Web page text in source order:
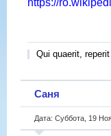
https://
Qui quaerit, reperit
Саня
Дата: Суббота, 19